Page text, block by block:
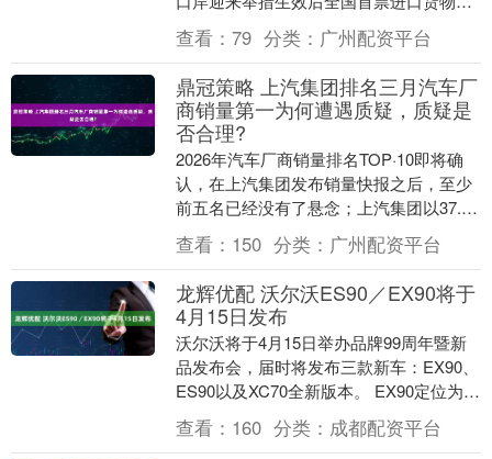
24吨原产自南非的苹果，经深圳海关快速
监管....
查看： 79 分类： 广州配资平台
鼎冠策略 上汽集团排名三月汽车厂
商销量第一为何遭遇质疑，质疑是
否合理?
2026年汽车厂商销量排名TOP·10即将确
认，在上汽集团发布销量快报之后，至少
前五名已经没有了悬念；上汽集团以37.6
万辆稳居第一，随后是比亚迪、长安、吉
利、....
查看： 150 分类： 广州配资平台
龙辉优配 沃尔沃ES90／EX90将于
4月15日发布
沃尔沃将于4月15日举办品牌99周年暨新
品发布会，届时将发布三款新车：EX90、
ES90以及XC70全新版本。 EX90定位为纯
电旗舰SUV，基于SPA2平台打....
查看： 160 分类： 成都配资平台